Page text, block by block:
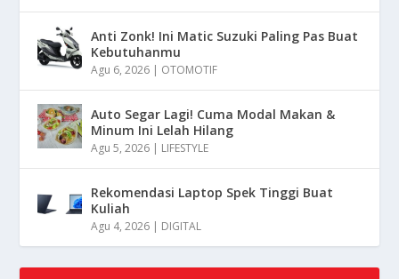
Anti Zonk! Ini Matic Suzuki Paling Pas Buat
Kebutuhanmu
Agu 6, 2026 | OTOMOTIF
Auto Segar Lagi! Cuma Modal Makan &
Minum Ini Lelah Hilang
Agu 5, 2026 | LIFESTYLE
Rekomendasi Laptop Spek Tinggi Buat
Kuliah
Agu 4, 2026 | DIGITAL